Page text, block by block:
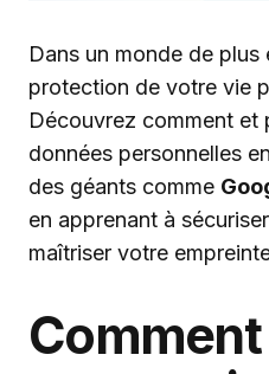
Dans un monde de plus
protection de votre vie
Découvrez comment et
données personnelles
des géants comme
en apprenant à
maîtriser votre